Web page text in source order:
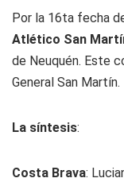
Por la 16ta fecha
Atlético San
de Neuquén. Este
General San Martín.
La síntesis:
Costa Brava: